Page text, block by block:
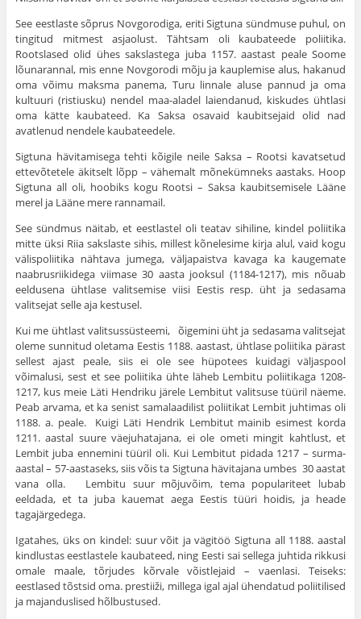
See eestlaste sõprus Novgorodiga, eriti Sigtuna sünd­muse puhul, on
tingitud mitmest asjaolust. Tähtsam oli kaubateede poliitika.
Rootslased olid ühes sakslastega juba 1157. aastast peale Soome
lõunarannal, mis enne Novgorodi mõju ja kauplemise alus, hakanud
oma võimu maksma panema, Turu linnale aluse pannud ja oma
kultuuri (ristiusku) nendel maa-aladel laiendanud, kiskudes ühtlasi
oma kätte kaubateed. Ka Saksa osavaid kaubitsejaid olid nad
avatlenud nendele kaubateedele.
Sigtuna hävitamisega tehti kõigile neile Saksa – Rootsi kavatsetud
ettevõtetele äkitselt lõpp – vähemalt mõne­kümneks aastaks. Hoop
Sigtuna all oli, hoobiks kogu Rootsi – Saksa kaubitsemisele Lääne
merel ja Lääne mere rannamail.
See sündmus näitab, et eestlastel oli teatav sihiline, kindel poliitika
mitte üksi Riia sakslaste sihis, millest kõnelesime kirja alul, vaid kogu
välispoliitika nähtava jumega, väljapaistva kavaga ka kaugemate
naabrusriikidega viimase 30 aasta jooksul (1184-1217), mis nõuab
eeldusena ühtlase valitsemise viisi Eestis resp. üht ja sedasama
valitsejat selle aja kestusel.
Kui me ühtlast valitsussüsteemi, õigemini üht ja sedasama valitsejat
oleme sunnitud oletama Eestis 1188. aastast, ühtlase poliitika pärast
sellest ajast peale, siis ei ole see hüpotees kuidagi väljaspool
võimalusi, sest et see poliitika ühte läheb Lembitu poliitikaga 1208-
1217, kus meie Läti Hendriku järele Lembitut valitsuse tüüril näeme.
Peab arvama, et ka senist samalaadilist poliitikat Lembit juhtimas oli
1188. a. peale. Kuigi Läti Hendrik Lembitut mainib esimest korda
1211. aastal suure väejuhatajana, ei ole ometi mingit kahtlust, et
Lembit juba ennemini tüüril oli. Kui Lembitut pidada 1217 – surma-
aastal – 57-aastaseks, siis võis ta Sigtuna hävitajana umbes 30 aastat
vana olla. Lembitu suur mõjuvõim, tema populariteet lubab
eeldada, et ta juba kauemat aega Eestis tüüri hoidis, ja heade
tagajärgedega.
Igatahes, üks on kindel: suur võit ja vägitöö Sigtuna all 1188. aastal
kindlustas eestlastele kaubateed, ning Eesti sai sellega juhtida rikkusi
omale maale, tõrjudes kõrvale võistlejaid – vaenlasi. Teiseks:
eestlased tõstsid oma. prestiiži, millega igal ajal ühendatud poliitilised
ja majanduslised hõlbustused.